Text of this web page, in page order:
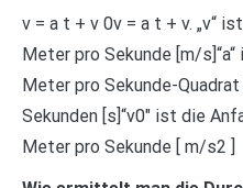
v = a t + v 0v = a t + v. „v“
Meter pro Sekunde [m/
Meter pro Sekunde-
Sekunden [s]“v0″ ist die
Meter pro Sekunde [ m/s2 ]